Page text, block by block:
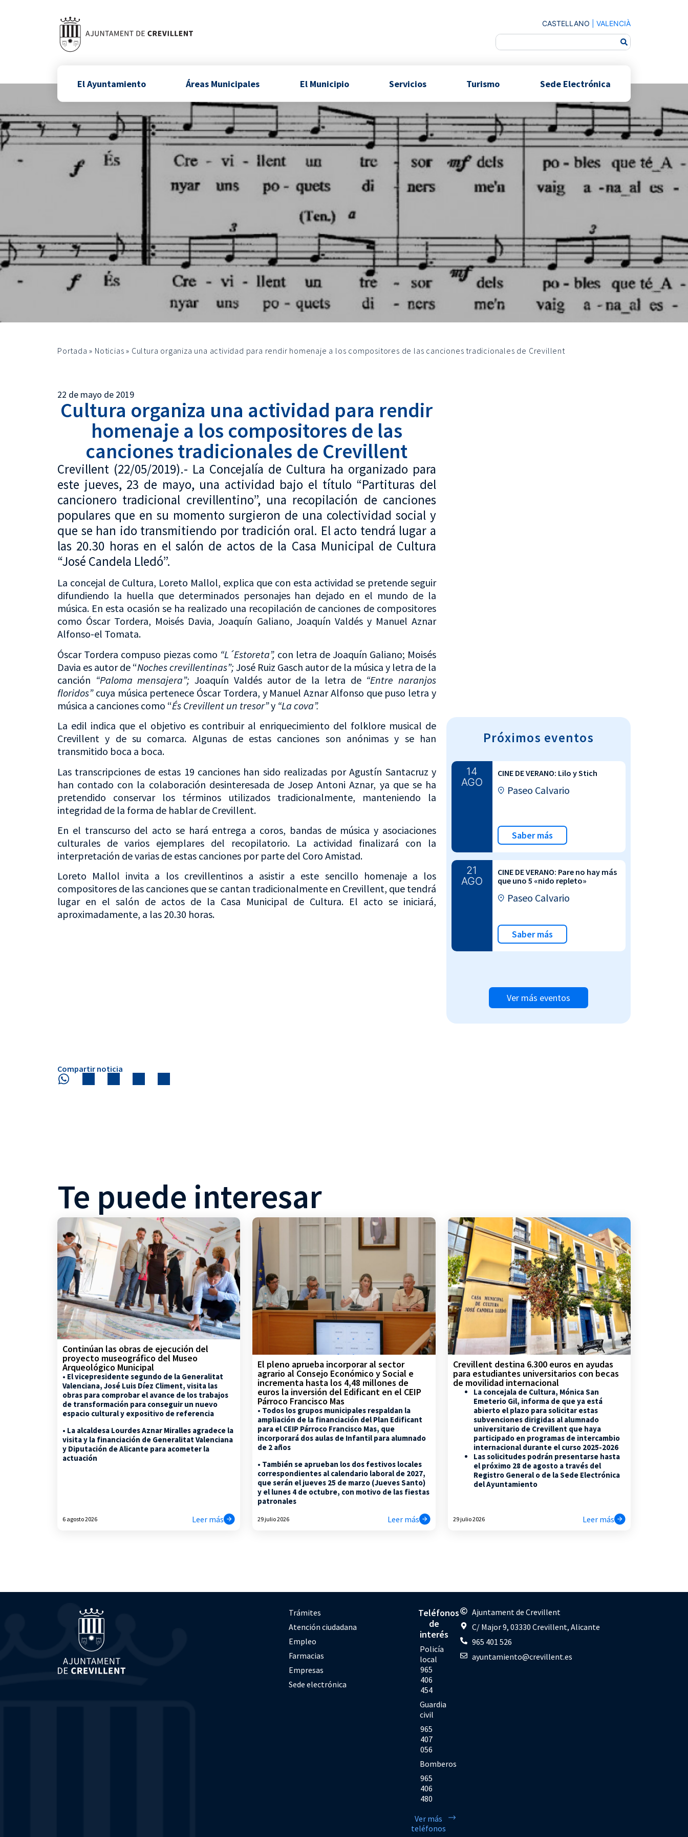
CASTELLANO VALENCIÀ
El Ayuntamiento Áreas Municipales El Municipio Servicios Turismo Sede Electrónica
Portada » Noticias » Cultura organiza una actividad para rendir homenaje a los compositores de las canciones tradicionales de Crevillent
22 de mayo de 2019
Cultura organiza una actividad para rendir
homenaje a los compositores de las
canciones tradicionales de Crevillent
Crevillent (22/05/2019).- La Concejalía de Cultura ha organizado para
este jueves, 23 de mayo, una actividad bajo el título “Partituras del
cancionero tradicional crevillentino”, una recopilación de canciones
populares que en su momento surgieron de una colectividad social y
que se han ido transmitiendo por tradición oral. El acto tendrá lugar a
las 20.30 horas en el salón de actos de la Casa Municipal de Cultura
“José Candela Lledó”.
La concejal de Cultura, Loreto Mallol, explica que con esta actividad se pretende seguir
difundiendo la huella que determinados personajes han dejado en el mundo de la
música. En esta ocasión se ha realizado una recopilación de canciones de compositores
como Óscar Tordera, Moisés Davia, Joaquín Galiano, Joaquín Valdés y Manuel Aznar
Alfonso-el Tomata.
Óscar Tordera compuso piezas como “L´Estoreta”, con letra de Joaquín Galiano; Moisés
Davia es autor de “Noches crevillentinas”; José Ruiz Gasch autor de la música y letra de la
canción “Paloma mensajera”;Joaquín Valdés autor de la letra de “Entre naranjos
floridos”cuya música pertenece Óscar Tordera, y Manuel Aznar Alfonso que puso letra y
música a canciones como “És Crevillent un tresor”y “La cova”.
La edil indica que el objetivo es contribuir al enriquecimiento del folklore musical de
Crevillent y de su comarca. Algunas de estas canciones son anónimas y se han
transmitido boca a boca.
Las transcripciones de estas 19 canciones han sido realizadas por Agustín Santacruz y
han contado con la colaboración desinteresada de Josep Antoni Aznar, ya que se ha
pretendido conservar los términos utilizados tradicionalmente, manteniendo la
integridad de la forma de hablar de Crevillent.
En el transcurso del acto se hará entrega a coros, bandas de música y asociaciones
culturales de varios ejemplares del recopilatorio. La actividad finalizará con la
interpretación de varias de estas canciones por parte del Coro Amistad.
Loreto Mallol invita a los crevillentinos a asistir a este sencillo homenaje a los
compositores de las canciones que se cantan tradicionalmente en Crevillent, que tendrá
lugar en el salón de actos de la Casa Municipal de Cultura. El acto se iniciará,
aproximadamente, a las 20.30 horas.
Próximos eventos
14
AGO
CINE DE VERANO: Lilo y Stich
Paseo Calvario
Saber más
21
AGO
CINE DE VERANO: Pare no hay más
que uno 5 «nido repleto»
Paseo Calvario
Saber más
Ver más eventos
Compartir noticia
Te puede interesar
Continúan las obras de ejecución del
proyecto museográfico del Museo
Arqueológico Municipal
• El vicepresidente segundo de la Generalitat
Valenciana, José Luis Díez Climent, visita las
obras para comprobar el avance de los trabajos
de transformación para conseguir un nuevo
espacio cultural y expositivo de referencia
• La alcaldesa Lourdes Aznar Miralles agradece la
visita y la financiación de Generalitat Valenciana
y Diputación de Alicante para acometer la
actuación
6 agosto 2026 Leer más
El pleno aprueba incorporar al sector
agrario al Consejo Económico y Social e
incrementa hasta los 4,48 millones de
euros la inversión del Edificant en el CEIP
Párroco Francisco Mas
• Todos los grupos municipales respaldan la
ampliación de la financiación del Plan Edificant
para el CEIP Párroco Francisco Mas, que
incorporará dos aulas de Infantil para alumnado
de 2 años
• También se aprueban los dos festivos locales
correspondientes al calendario laboral de 2027,
que serán el jueves 25 de marzo (Jueves Santo)
y el lunes 4 de octubre, con motivo de las fiestas
patronales
29 julio 2026 Leer más
Crevillent destina 6.300 euros en ayudas
para estudiantes universitarios con becas
de movilidad internacional
La concejala de Cultura, Mónica San
Emeterio Gil, informa de que ya está
abierto el plazo para solicitar estas
subvenciones dirigidas al alumnado
universitario de Crevillent que haya
participado en programas de intercambio
internacional durante el curso 2025-2026
Las solicitudes podrán presentarse hasta
el próximo 28 de agosto a través del
Registro General o de la Sede Electrónica
del Ayuntamiento
29 julio 2026 Leer más
Trámites
Atención ciudadana
Empleo
Farmacias
Empresas
Sede electrónica
Teléfonos
de
interés
Policía
local
965
406
454
Guardia
civil
965
407
056
Bomberos
965
406
480
Ver más
teléfonos
Ajuntament de Crevillent
C/ Major 9, 03330 Crevillent, Alicante
965 401 526
ayuntamiento@crevillent.es